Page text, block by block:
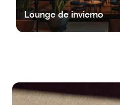
Lounge de invierno